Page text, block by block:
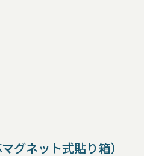
グネット式貼り箱）